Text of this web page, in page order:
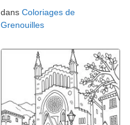
dans Coloriages de
Grenouilles